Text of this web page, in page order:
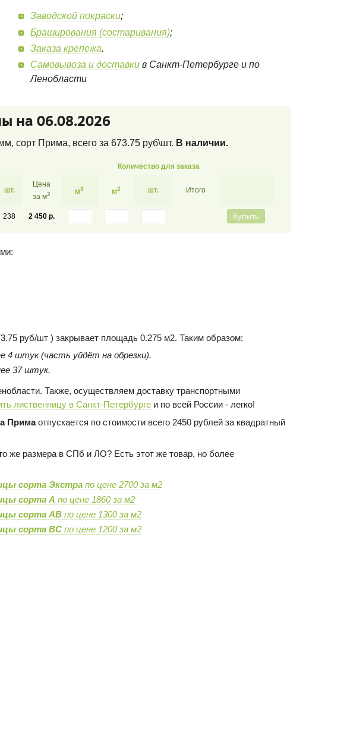
Заводской покраски;
Браширования (состаривания);
Заказа крепежа.
Самовывоза и доставки в Санкт-Петербурге и по
Ленобласти
на 06.08.2026
сорт Прима, всего за 673.75руб\шт. В наличии.
Количество для заказа
шт.
Цена
за м2 м3 м2 шт. Итого
238 2 450 р. Купить
руб/шт ) закрывает площадь 0.275 м2. Таким образом:
4 штук (часть уйдёт на обрезки).
37 штук.
Также, осуществляем доставку транспортными
лиственницу в Санкт-Петербургеи по всей России - легко!
Примаотпускается по стоимости всего 2450 рублей за квадратный
же размера в СПб и ЛО? Есть этот же товар, но более
сорта Экстра по цене 2700 за м2
сорта Апо цене 1860 за м2
сорта AB по цене 1300 за м2
сорта BC по цене 1200 за м2